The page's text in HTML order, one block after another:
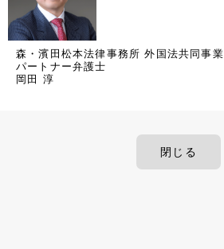
森・濱田松本法律事務所 外国法共同事業
パートナー弁護士
岡田 淳
閉じる